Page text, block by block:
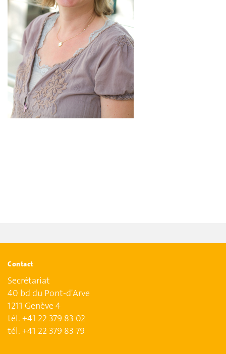
Contact
Secrétariat
40 bd du Pont-d'Arve
1211 Genève 4
tél. +41 22 379 83 02
tél. +41 22 379 83 79